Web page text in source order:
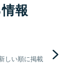
報
しい順に掲載